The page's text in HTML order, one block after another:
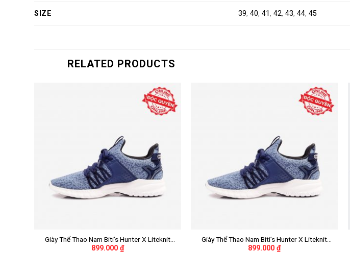
SIZE 39,40,41,42,43,44,45
RELATED PRODUCTS
Giày Thể Thao Nam Biti’s Hunter X Liteknit
DSMH02201XNH (Xanh Nhớt)
899.000 ₫
Giày Thể Thao Nam Biti’s Hunter X Liteknit
DSMH02201XNH (Xanh Nhớt)
899.000₫